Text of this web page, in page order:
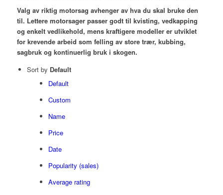
Valg av riktig motorsag avhenger av hva du skal bruke den
til. Lettere motorsager passer godt til kvisting, vedkapping
og enkelt vedlikehold, mens kraftigere modeller er utviklet
for krevende arbeid som felling av store trær, kubbing,
sagbruk og kontinuerlig bruk i skogen.
Sort by Default
Default
Custom
Name
Price
Date
Popularity (sales)
Average rating